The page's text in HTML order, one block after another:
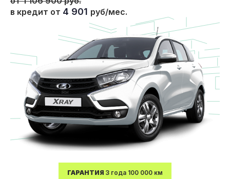
ГАРАНТИЯ 3 года 100 000 км
в кредит от 4 901 руб/мес.